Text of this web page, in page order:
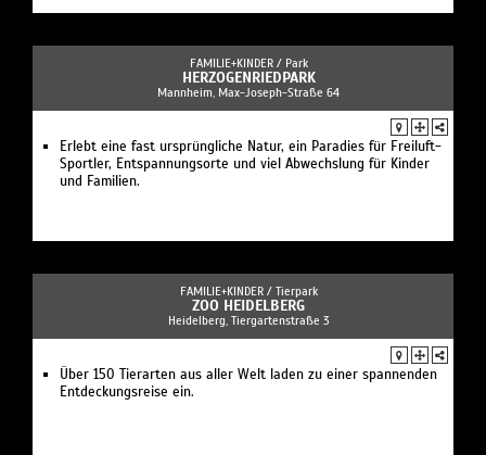
FAMILIE+KINDER / Park
HERZOGENRIEDPARK
Mannheim, Max-Joseph-Straße 64
Erlebt eine fast ursprüngliche Natur, ein Paradies für Freiluft-
Sportler, Entspannungsorte und viel Abwechslung für Kinder
und Familien.
FAMILIE+KINDER / Tierpark
ZOO HEIDELBERG
Heidelberg, Tiergartenstraße 3
Über 150 Tierarten aus aller Welt laden zu einer spannenden
Entdeckungsreise ein.